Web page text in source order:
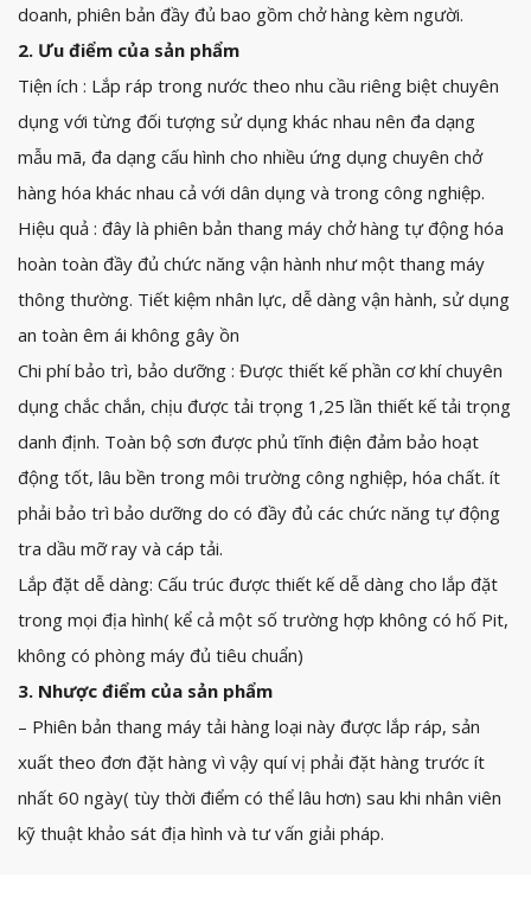
doanh, phiên bản đầy đủ bao gồm chở hàng kèm người.
2. Ưu điểm của sản phẩm
Tiện ích : Lắp ráp trong nước theo nhu cầu riêng biệt chuyên
dụng với từng đối tượng sử dụng khác nhau nên đa dạng
mẫu mã, đa dạng cấu hình cho nhiều ứng dụng chuyên chở
hàng hóa khác nhau cả với dân dụng và trong công nghiệp.
Hiệu quả : đây là phiên bản thang máy chở hàng tự động hóa
hoàn toàn đầy đủ chức năng vận hành như một thang máy
thông thường. Tiết kiệm nhân lực, dễ dàng vận hành, sử dụng
an toàn êm ái không gây ồn
Chi phí bảo trì, bảo dưỡng : Được thiết kế phần cơ khí chuyên
dụng chắc chắn, chịu được tải trọng 1,25 lần thiết kế tải trọng
danh định. Toàn bộ sơn được phủ tĩnh điện đảm bảo hoạt
động tốt, lâu bền trong môi trường công nghiệp, hóa chất. ít
phải bảo trì bảo dưỡng do có đầy đủ các chức năng tự động
tra dầu mỡ ray và cáp tải.
Lắp đặt dễ dàng: Cấu trúc được thiết kế dễ dàng cho lắp đặt
trong mọi địa hình( kể cả một số trường hợp không có hố Pit,
không có phòng máy đủ tiêu chuẩn)
3. Nhược điểm của sản phẩm
– Phiên bản thang máy tải hàng loại này được lắp ráp, sản
xuất theo đơn đặt hàng vì vậy quí vị phải đặt hàng trước ít
nhất 60 ngày( tùy thời điểm có thể lâu hơn) sau khi nhân viên
kỹ thuật khảo sát địa hình và tư vấn giải pháp.